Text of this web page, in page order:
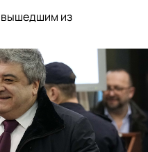
вышедшим из